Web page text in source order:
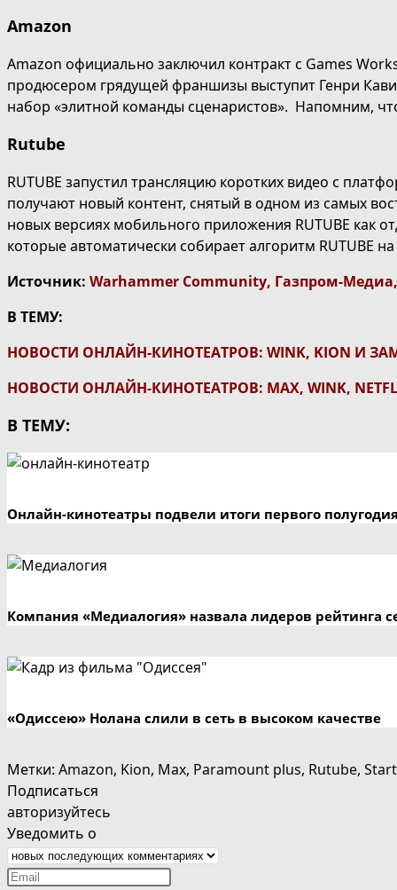
Amazon
Amazon официально заключил контракт с Games
продюсером грядущей франшизы выступит Генри
набор «элитной команды сценаристов». Напомним,
Rutube
RUTUBE запустил трансляцию коротких видео с
получают новый контент, снятый в одном из самых
новых версиях мобильного приложения RUTUBE как
которые автоматически собирает алгоритм RUTUBE
Источник: Warhammer Community, Газпром-Медиа
В ТЕМУ:
НОВОСТИ ОНЛАЙН-КИНОТЕАТРОВ: WINK, KION И
НОВОСТИ ОНЛАЙН-КИНОТЕАТРОВ: MAX, WINK,
В ТЕМУ:
Онлайн-кинотеатры подвели итоги первого
Компания «Медиалогия» назвала лидеров рейтинга
«Одиссею» Нолана слили в сеть в высоком качестве
Метки: Amazon, Kion, Max, Paramount plus, Rutube, Start
Подписаться
авторизуйтесь
Уведомить о